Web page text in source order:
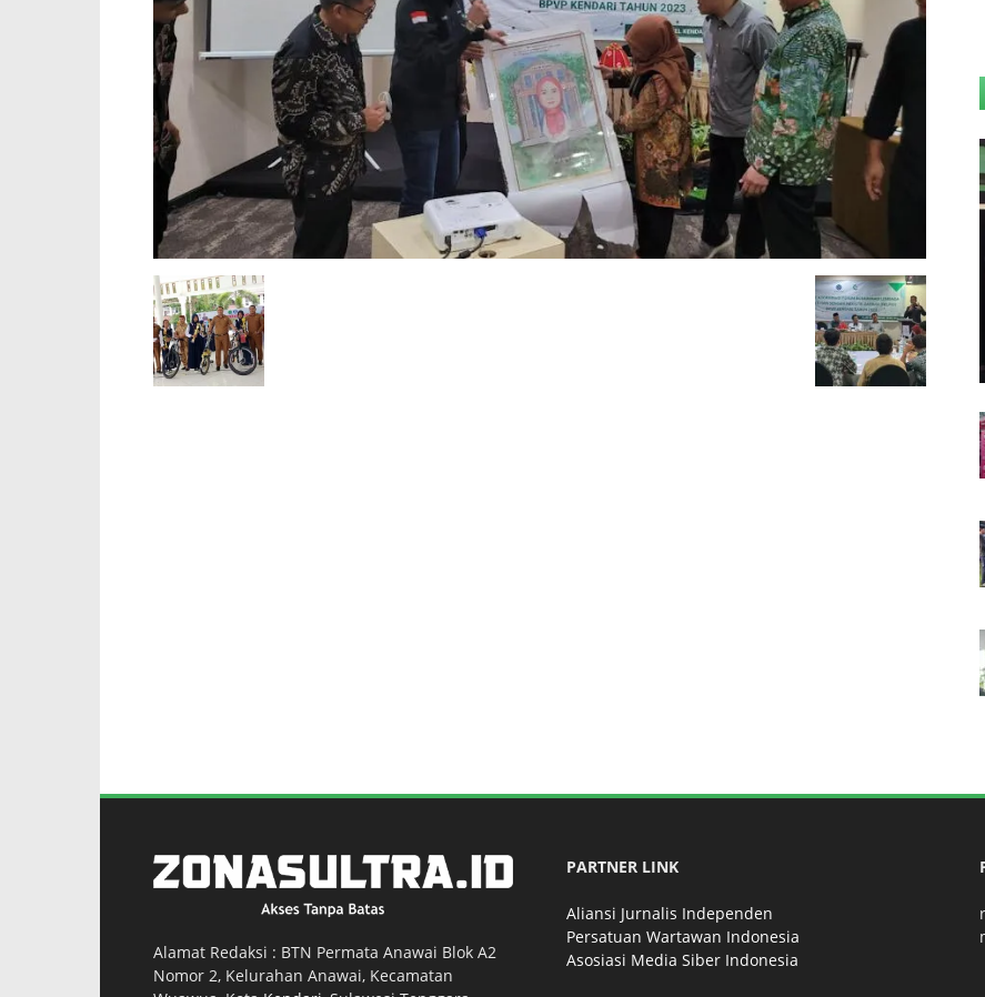
Alamat Redaksi : BTN Permata Anawai Blok A2
Nomor 2, Kelurahan Anawai, Kecamatan
PARTNER LINK
Aliansi Jurnalis Independen
Persatuan Wartawan Indonesia
Asosiasi Media Siber Indonesia